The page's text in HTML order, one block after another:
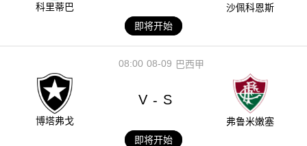
科里蒂巴
沙佩科恩斯
即将开始
08-09
08:00 巴西甲
博塔弗戈
V - S
弗鲁米嫩塞
即将开始